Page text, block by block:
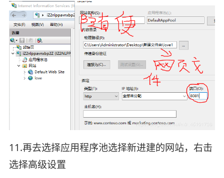
11.再去选择应用程序池选择新进建的网站，右击
选择高级设置